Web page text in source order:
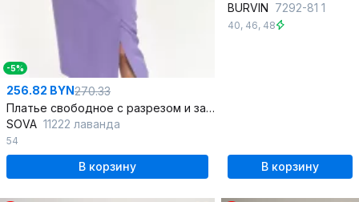
-5%
256.82 BYN270.33
Платье свободное с разрезом и запахом спиной, Лето
SOVA 11222 лаванда
54
В корзину
BURVIN 7292-81 1
40, 46, 48
В корзину